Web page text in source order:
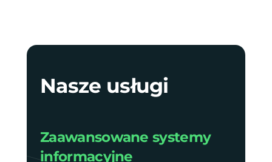
Nasze usługi
Zaawansowane systemy
informacyjne